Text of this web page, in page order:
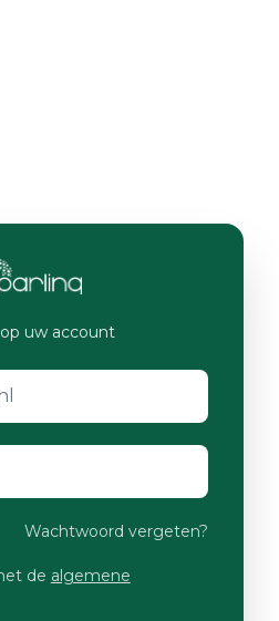
uw account
Wachtwoord vergeten?
de algemene